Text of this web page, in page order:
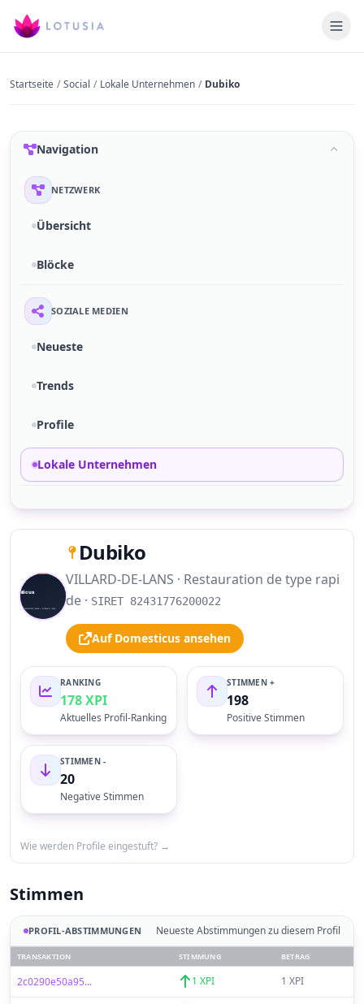
Startseite / Social / Lokale Unternehmen / Dubiko
Navigation
NETZWERK
Übersicht
Blöcke
SOZIALE MEDIEN
Neueste
Trends
Profile
Lokale Unternehmen
Dubiko
VILLARD-DE-LANS · Restauration de type rapi
de · SIRET 82431776200022
Auf Domesticus ansehen
RANKING
178 XPI
Aktuelles Profil-Ranking
STIMMEN +
198
Positive Stimmen
STIMMEN -
20
Negative Stimmen
Wie werden Profile eingestuft? →
Stimmen
PROFIL-ABSTIMMUNGEN Neueste Abstimmungen zu diesem Profil
TRANSAKTION STIMMUNG BETRAG
2c0290e50a95... 1 XPI 1 XPI